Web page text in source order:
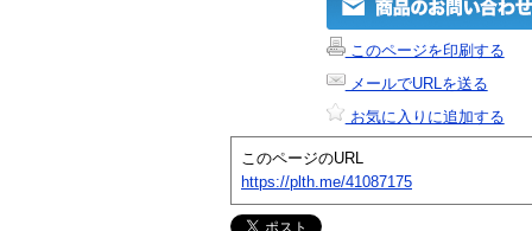
このページを印刷する
メールでURLを送る
お気に入りに追加する
このページのURL
https://plth.me/41087175